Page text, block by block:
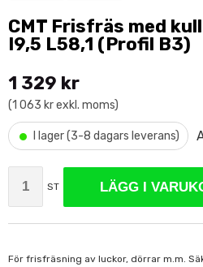
CMT Frisfräs med
I9,5 L58,1 (Profil B3)
1 329 kr
(1 063 kr exkl. moms)
• I lager (3-8 dagars leverans)
ST LÄGG I
För frisfräsning av luckor, dörrar m.m.